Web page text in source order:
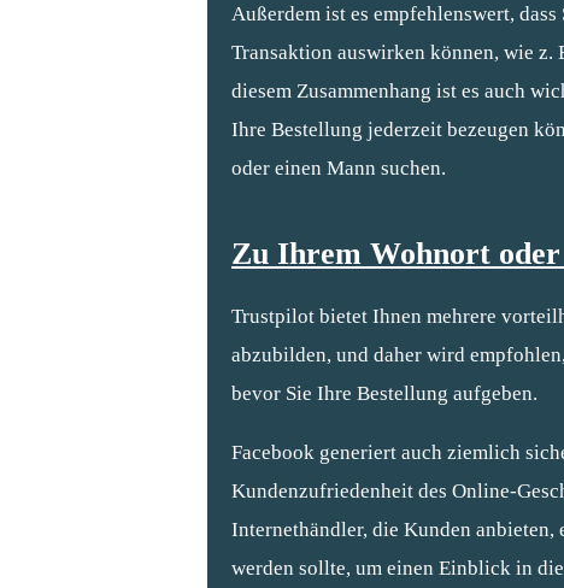
Außerdem ist es empfehlenswert,
Transaktion auswirken können, wie z.
diesem Zusammenhang ist es auch
Ihre Bestellung jederzeit bezeugen
oder einen Mann suchen.
Zu Ihrem Wohnort
Trustpilot bietet Ihnen mehrere
abzubilden, und daher wird
bevor Sie Ihre Bestellung aufgeben.
Facebook generiert auch ziemlich
Kundenzufriedenheit des Online-
Internethändler, die Kunden
werden sollte, um einen Einblick in